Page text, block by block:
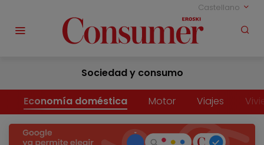
Castellano
Sociedad y consumo
Economía doméstica Motor Viajes